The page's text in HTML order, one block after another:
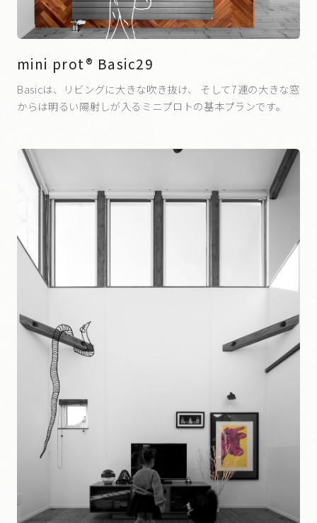
mini prot® Basic29
Basicは、リビングに大きな吹き抜け、 そして7連の大きな窓
からは明るい陽射しが入るミニプロトの基本プランです。